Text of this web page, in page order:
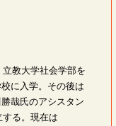
教大学社会学部を
に入学。その後は
哉氏のアシスタン
する。現在は